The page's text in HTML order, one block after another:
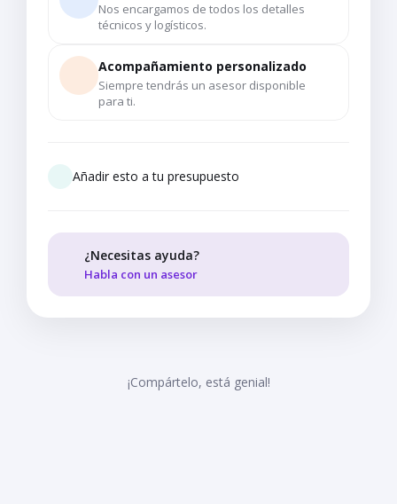
Nos encargamos de todos los detalles
técnicos y logísticos.
Acompañamiento personalizado
Siempre tendrás un asesor disponible
para ti.
Añadir esto a tu presupuesto
¿Necesitas ayuda?
Habla con un asesor
¡Compártelo, está genial!